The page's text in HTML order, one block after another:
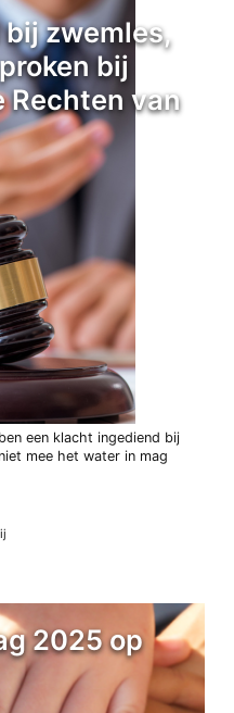
zwemles,
bij
Rechten van
een klacht ingediend bij
mee het water in mag
2025 op